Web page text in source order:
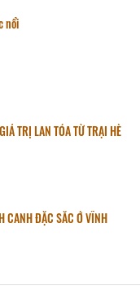
nổi
TRỊ LAN TỎA TỪ TRẠI HÈ
CANH ĐẶC SẮC Ở VĨNH